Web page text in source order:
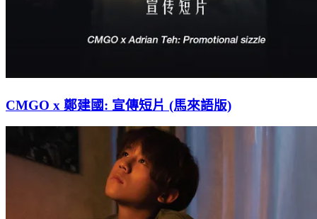
CMGO x 鄭建國: 宣傳短片 (馬來語版)